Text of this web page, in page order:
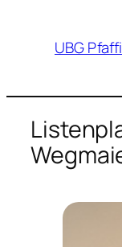
springenUBG